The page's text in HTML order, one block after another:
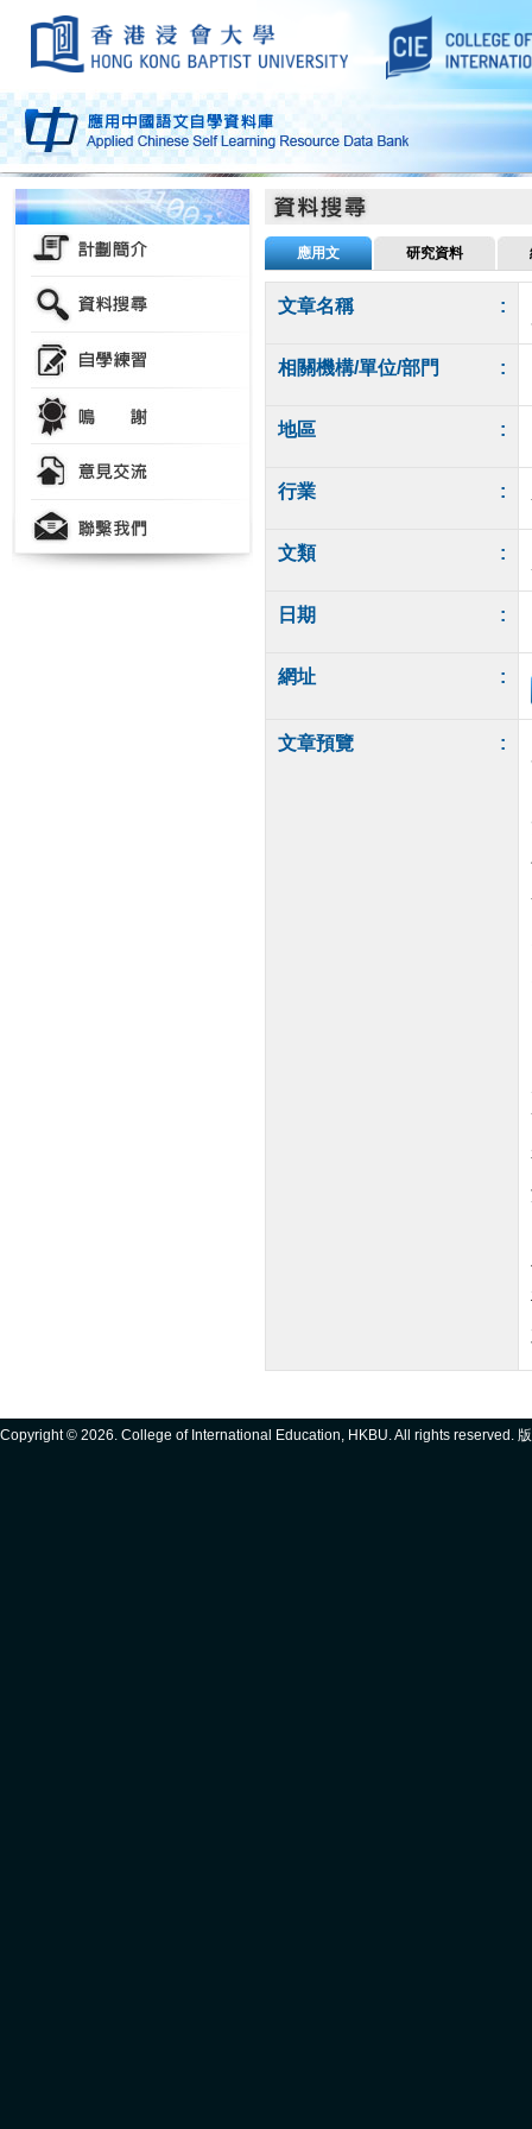
應用文 研究資料
文章名稱 :
相關機構/單位/部門 :
地區 :
行業 :
文類 :
日期 :
網址 :
文章預覽 :
Copyright © 2026. College of International Education, HKBU. All rights reserved.